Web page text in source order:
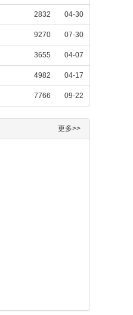
2832 04-30
9270 07-30
3655 04-07
4982 04-17
7766 09-22
更多>>